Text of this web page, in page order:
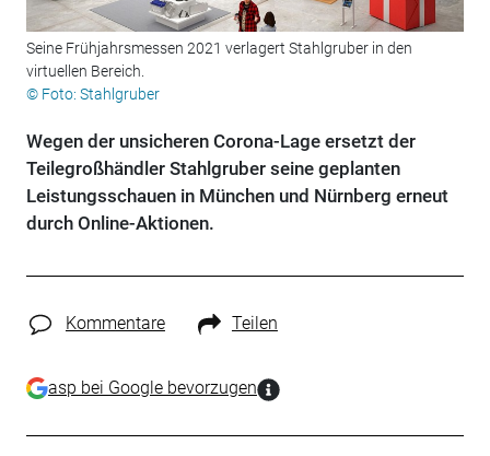
Seine Frühjahrsmessen 2021 verlagert Stahlgruber in den
virtuellen Bereich.
© Foto: Stahlgruber
Wegen der unsicheren Corona-Lage ersetzt der
Teilegroßhändler Stahlgruber seine geplanten
Leistungsschauen in München und Nürnberg erneut
durch Online-Aktionen.
Kommentare Teilen
asp bei Google bevorzugen